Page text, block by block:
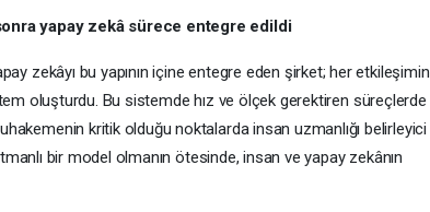
yapay zekâ sürece entegre edildi
zekâyı bu yapının içine entegre eden şirket; her etkileşimin
oluşturdu. Bu sistemde hız ve ölçek gerektiren süreçlerde
kritik olduğu noktalarda insan uzmanlığı belirleyici
bir model olmanın ötesinde, insan ve yapay zekânın